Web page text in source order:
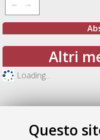
Questo
Altri
Loading...